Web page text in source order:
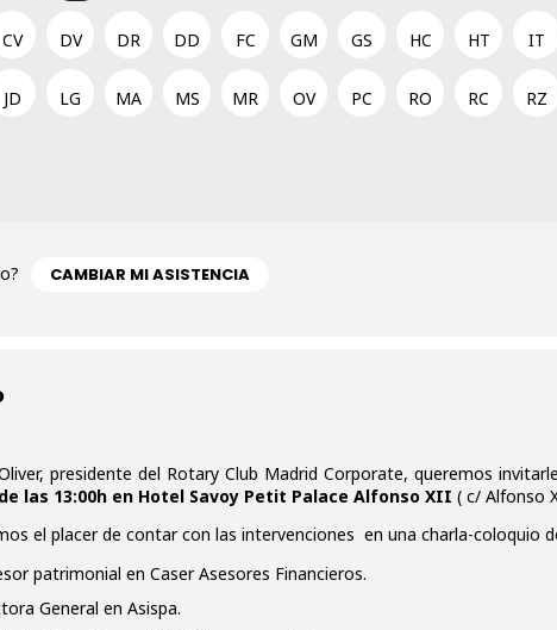
CV DV DR DD FC GM GS HC HT IT
JD LG MA MS MR OV PC RO RC RZ
CAMBIAR MI ASISTENCIA
presidente del Rotary Club Madrid Corporate, queremos
las 13:00h en Hotel Savoy Petit Palace Alfonso XII ( c/ Alfonso
el placer de contar con las intervenciones en una charla-coloquio
patrimonial en Caser Asesores Financieros.
General en Asispa.